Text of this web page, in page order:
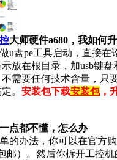
大师硬件a680，我如何
u盘pe工具启动，直接在
放在根目录，加usb键
需要任何技术含量，只
。 安装包下载安装包，
点都不懂，怎么办
的办法，你可以在官方
邮）。然后你拆开工控